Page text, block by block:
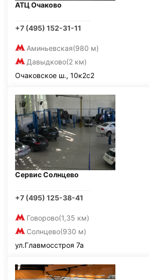
АТЦ Очаково
+7 (495) 152-31-11
Аминьевская(980 м)
Давыдково(2 км)
Очаковское ш., 10к2с2
Сервис Солнцево
+7 (495) 125-38-41
Говорово(1,35 км)
Солнцево(930 м)
ул.Главмосстроя 7а